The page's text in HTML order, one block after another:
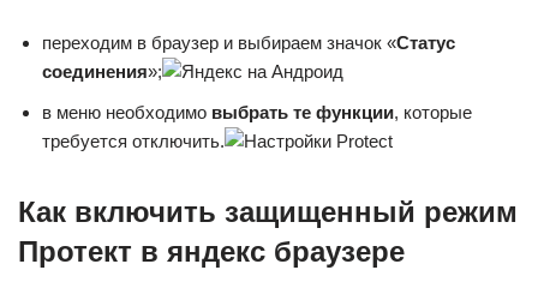
переходим в браузер и выбираем значок «Статус
соединения»;
в меню необходимо выбрать те функции, которые
требуется отключить.
Как включить защищенный режим
Протект в яндекс браузере